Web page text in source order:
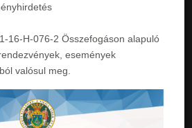
16-H-076-2 Összefogáson alapuló
események
valósul meg.